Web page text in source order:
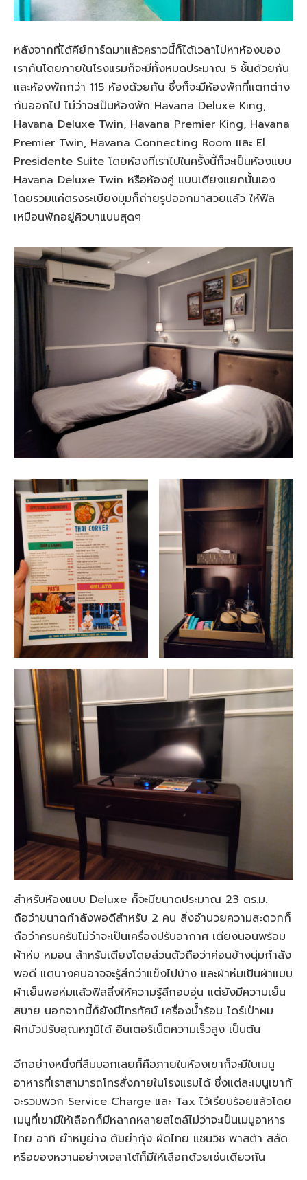
หลังจากที่ได้คีย์การ์ดมาแล้วคราวนี้ก็ได้เวลาไปหาห้องของ
เรากันโดยภายในโรงแรมก็จะมีทั้งหมดประมาณ 5 ชั้นด้วยกัน
และห้องพักกว่า 115 ห้องด้วยกัน ซึ่งก็จะมีห้องพักที่แตกต่าง
กันออกไป ไม่ว่าจะเป็นห้องพัก Havana Deluxe King,
Havana Deluxe Twin, Havana Premier King, Havana
Premier Twin, Havana Connecting Room และ El
Presidente Suite โดยห้องที่เราไปในครั้งนี้ก็จะเป็นห้องแบบ
Havana Deluxe Twin หรือห้องคู่ แบบเตียงแยกนั้นเอง
โดยรวมแค่ตรงระเบียงมุมก็ถ่ายรูปออกมาสวยแล้ว ให้ฟิล
เหมือนพักอยู่คิวบาแบบสุดๆ
สำหรับห้องแบบ Deluxe ก็จะมีขนาดประมาณ 23 ตร.ม.
ถือว่าขนาดกำลังพอดีสำหรับ 2 คน สิ่งอำนวยความสะดวกก็
ถือว่าครบครันไม่ว่าจะเป็นเครื่องปรับอากาศ เตียงนอนพร้อม
ผ้าห่ม หมอน สำหรับเตียงโดยส่วนตัวถือว่าค่อนข้างนุ่มกำลัง
พอดี แตบางคนอาจจะรู้สึกว่าแข็งไปบ้าง และผ้าห่มเป้นผ้าแบบ
ผ้าเย็นพอห่มแล้วฟิลลิ่งให้ความรู้สึกอบอุ่น แต่ยังมีความเย็น
สบาย นอกจากนี้ก็ยังมีโทรทัศน์ เครื่องน้ำร้อน ไดร์เป่าผม
ฝักบัวปรับอุณหภูมิได้ อินเตอร์เน็ตความเร็วสูง เป็นต้น
อีกอย่างหนึ่งที่ลืมบอกเลยก็คือภายในห้องเขาก็จะมีใบเมนู
อาหารที่เราสามารถโทรสั่งภายในโรงแรมได้ ซึ่งแต่ละเมนูเขาก้
จะรวมพวก Service Charge และ Tax ไว้เรียบร้อยแล้วโดย
เมนูที่เขามีให้เลือกก็มีหลากหลายสไตล์ไม่ว่าจะเป็นเมนูอาหาร
ไทย อาทิ ยำหมูย่าง ต้มยำกุ้ง ผัดไทย แซนวิช พาสต้า สลัด
หรือของหวานอย่างเจลาโต้ก็มีให้เลือกด้วยเช่นเดียวกัน